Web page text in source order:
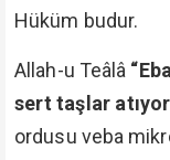
Hüküm budur.
Allah-u Teâlâ
sert taşlar
ordusu veba